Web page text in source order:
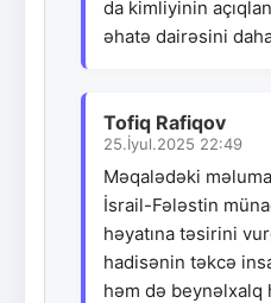
da kimliyinin
əhatə dairəsini
Tofiq Rafiqov
25.İyul.2025 22:49
Məqalədəki
İsrail-Fələstin
həyatına təsirini
hadisənin təkcə
həm də beynəlxalq